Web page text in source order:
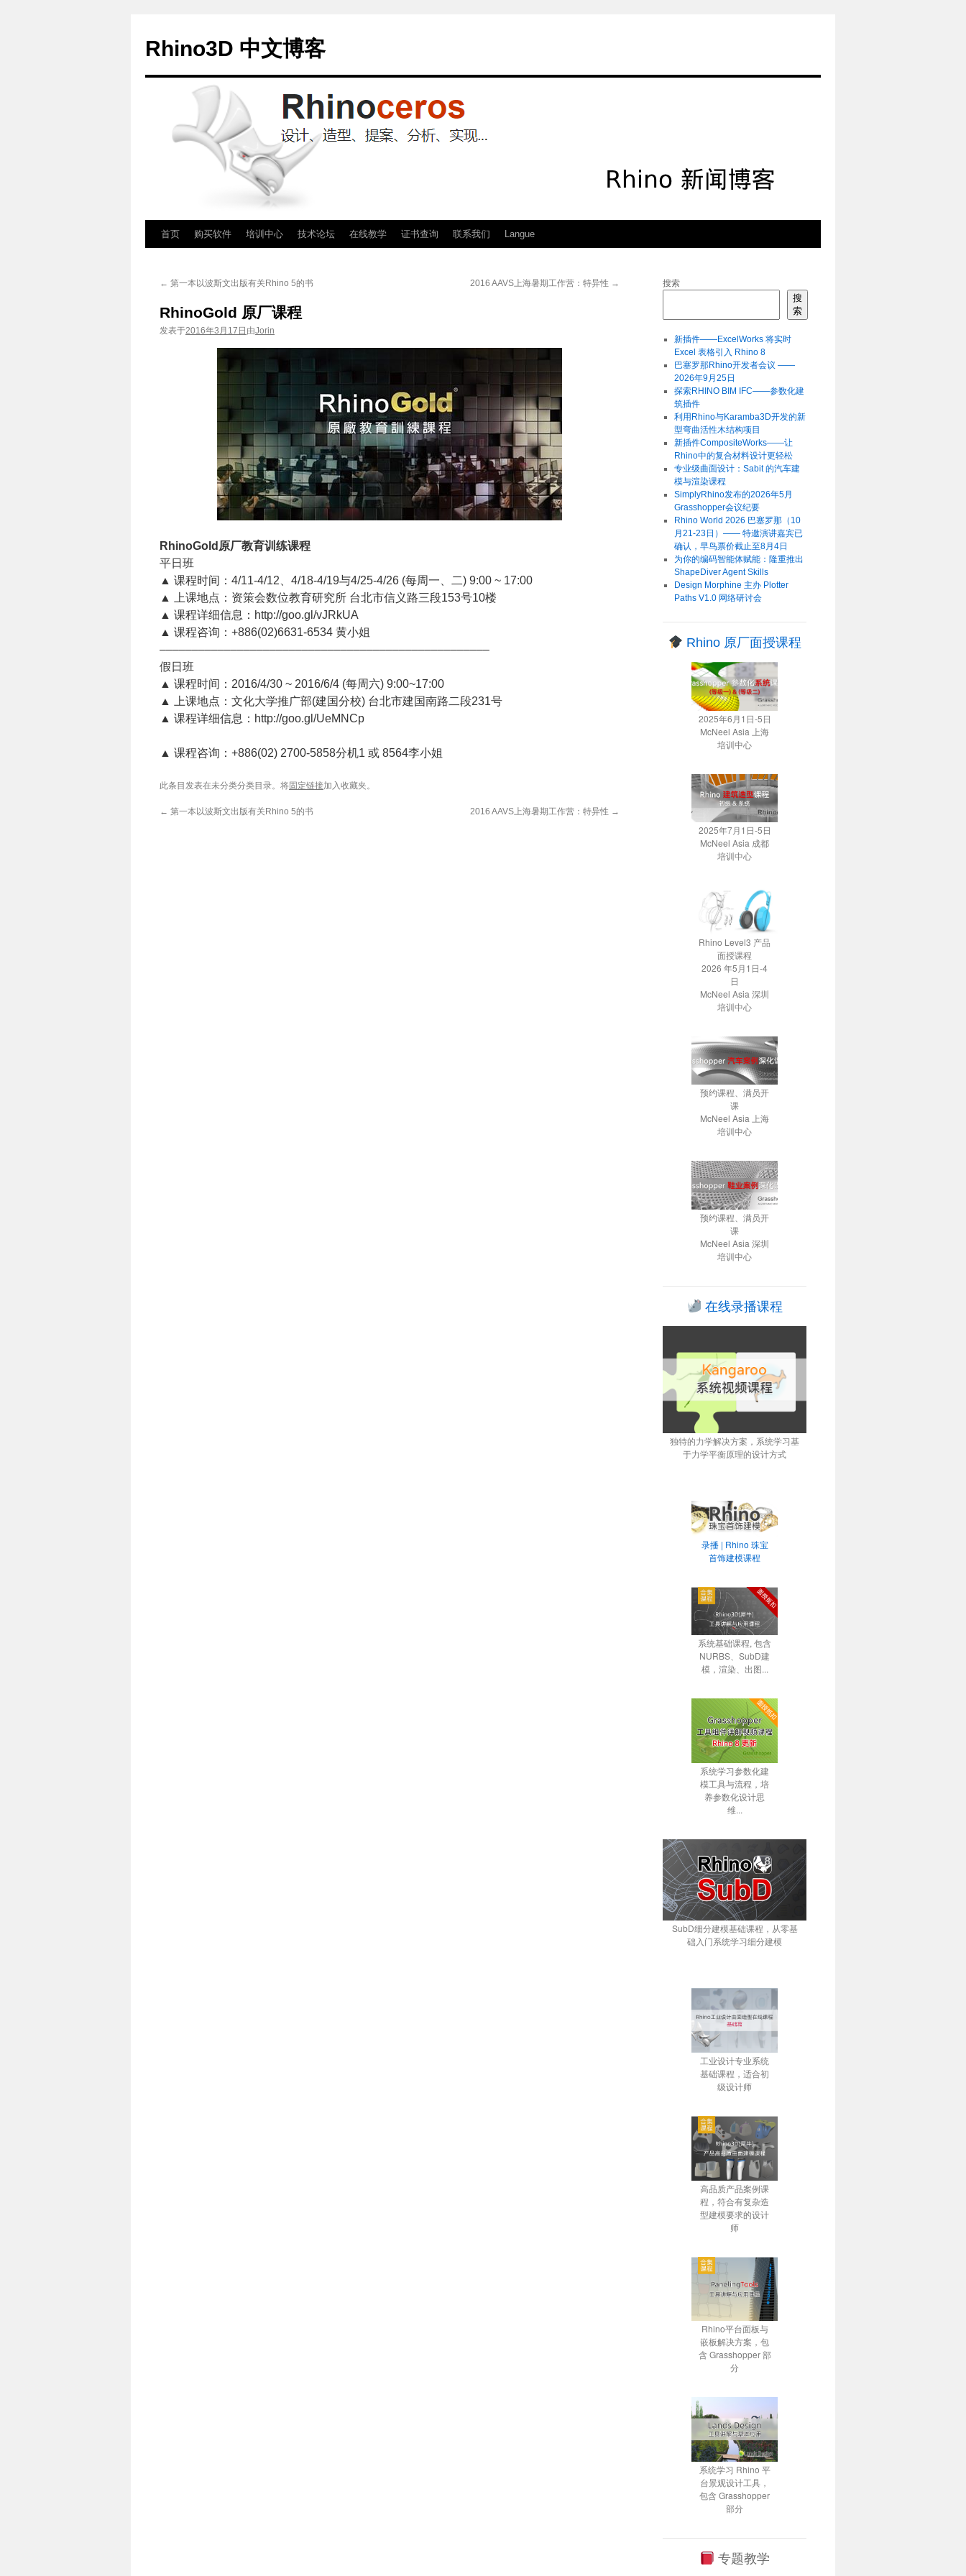
Rhino3D 中文博客
首页 购买软件 培训中心 技术论坛 在线教学 证书查询 联系我们 Langue
← 第一本以波斯文出版有关Rhino 5的书 2016 AAVS上海暑期工作营：特异性 →
RhinoGold 原厂课程
发表于2016年3月17日 由Jorin
RhinoGold原厂教育训练课程
平日班
▲ 课程时间：4/11-4/12、4/18-4/19与4/25-4/26 (每周一、二) 9:00 ~ 17:00
▲ 上课地点：资策会数位教育研究所 台北市信义路三段153号10楼
▲ 课程详细信息：http://goo.gl/vJRkUA
▲ 课程咨询：+886(02)6631-6534 黄小姐
–––––––––––––––––––––––––––––––––––––––––––––––––––
假日班
▲ 课程时间：2016/4/30 ~ 2016/6/4 (每周六) 9:00~17:00
▲ 上课地点：文化大学推广部(建国分校) 台北市建国南路二段231号
▲ 课程详细信息：http://goo.gl/UeMNCp
▲ 课程咨询：+886(02) 2700-5858分机1 或 8564李小姐
此条目发表在未分类分类目录。将固定链接加入收藏夹。
← 第一本以波斯文出版有关Rhino 5的书 2016 AAVS上海暑期工作营：特异性 →
搜索
搜
索
新插件——ExcelWorks 将实时
Excel 表格引入 Rhino 8
巴塞罗那Rhino开发者会议 ——
2026年9月25日
探索RHINO BIM IFC——参数化建
筑插件
利用Rhino与Karamba3D开发的新
型弯曲活性木结构项目
新插件CompositeWorks——让
Rhino中的复合材料设计更轻松
专业级曲面设计：Sabit 的汽车建
模与渲染课程
SimplyRhino发布的2026年5月
Grasshopper会议纪要
Rhino World 2026 巴塞罗那（10
月21-23日）—— 特邀演讲嘉宾已
确认，早鸟票价截止至8月4日
为你的编码智能体赋能：隆重推出
ShapeDiver Agent Skills
Design Morphine 主办 Plotter
Paths V1.0 网络研讨会
Rhino 原厂面授课程
2025年6月1日-5日
McNeel Asia 上海
培训中心
2025年7月1日-5日
McNeel Asia 成都
培训中心
Rhino Level3 产品
面授课程
2026 年5月1日-4
日
McNeel Asia 深圳
培训中心
预约课程、满员开
课
McNeel Asia 上海
培训中心
预约课程、满员开
课
McNeel Asia 深圳
培训中心
在线录播课程
独特的力学解决方案，系统学习基
于力学平衡原理的设计方式
录播 | Rhino 珠宝
首饰建模课程
系统基础课程, 包含
NURBS、SubD建
模，渲染、出图...
系统学习参数化建
模工具与流程，培
养参数化设计思
维...
SubD细分建模基础课程，从零基
础入门系统学习细分建模
工业设计专业系统
基础课程，适合初
级设计师
高品质产品案例课
程，符合有复杂造
型建模要求的设计
师
Rhino平台面板与
嵌板解决方案，包
含 Grasshopper 部
分
系统学习 Rhino 平
台景观设计工具，
包含 Grasshopper
部分
专题教学